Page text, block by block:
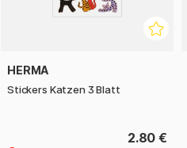
HERMA
Stickers Katzen 3 Blatt
2.80 €